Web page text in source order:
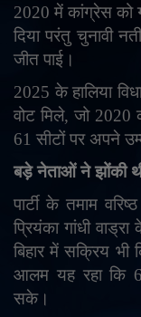
2020 में कांग्रेस को
दिया परंतु चुनावी
जीत पाई।
2025 के हालिया
वोट मिले,जो 2020
61 सीटों पर अपने
बड़े नेताओं ने झोंकी
पार्टी के तमाम
प्रियंका गांधी
बिहार में सक्रिय भी
आलम यह रहा कि
सके।